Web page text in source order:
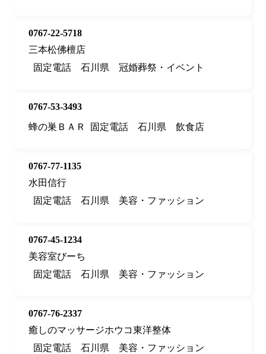
0767-22-5718
三本松佛檀店
固定電話
石川県 冠婚葬祭・イベント
0767-53-3493
蜂の巣ＢＡＲ
固定電話 石川県 飲食店
0767-77-1135
水田信行
固定電話
石川県 美容・ファッション
0767-45-1234
美容室びーち
固定電話
石川県 美容・ファッション
0767-76-2337
癒しのマッサージホウコ東洋整体
固定電話
石川県 美容・ファッション